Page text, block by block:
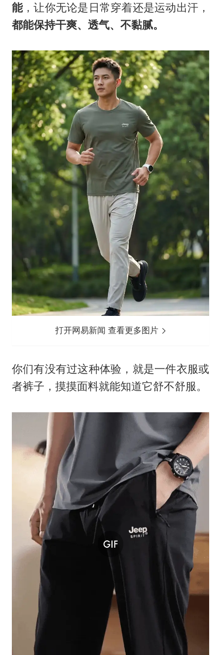
能，让你无论是日常穿着还是运动出汗，
都能保持干爽、透气、不黏腻。
打开网易新闻 查看更多图片
你们有没有过这种体验，就是一件衣服或
者裤子，摸摸面料就能知道它舒不舒服。